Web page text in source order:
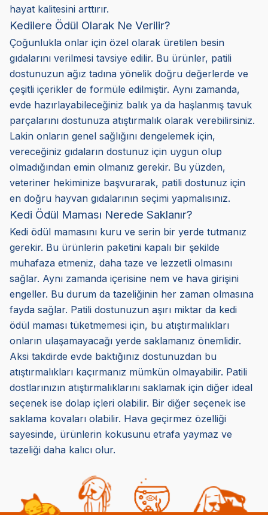
hayat kalitesini arttırır.
Kedilere Ödül Olarak Ne Verilir?
Çoğunlukla onlar için özel olarak üretilen besin
gıdalarını verilmesi tavsiye edilir. Bu ürünler, patili
dostunuzun ağız tadına yönelik doğru değerlerde ve
çeşitli içerikler de formüle edilmiştir. Aynı zamanda,
evde hazırlayabileceğiniz balık ya da haşlanmış tavuk
parçalarını dostunuza atıştırmalık olarak verebilirsiniz.
Lakin onların genel sağlığını dengelemek için,
vereceğiniz gıdaların dostunuz için uygun olup
olmadığından emin olmanız gerekir. Bu yüzden,
veteriner hekiminize başvurarak, patili dostunuz için
en doğru hayvan gıdalarının seçimi yapmalısınız.
Kedi Ödül Maması Nerede Saklanır?
Kedi ödül mamasını kuru ve serin bir yerde tutmanız
gerekir. Bu ürünlerin paketini kapalı bir şekilde
muhafaza etmeniz, daha taze ve lezzetli olmasını
sağlar. Aynı zamanda içerisine nem ve hava girişini
engeller. Bu durum da tazeliğinin her zaman olmasına
fayda sağlar. Patili dostunuzun aşırı miktar da kedi
ödül maması tüketmemesi için, bu atıştırmalıkları
onların ulaşamayacağı yerde saklamanız önemlidir.
Aksi takdirde evde baktığınız dostunuzdan bu
atıştırmalıkları kaçırmanız mümkün olmayabilir. Patili
dostlarınızın atıştırmalıklarını saklamak için diğer ideal
seçenek ise dolap içleri olabilir. Bir diğer seçenek ise
saklama kovaları olabilir. Hava geçirmez özelliği
sayesinde, ürünlerin kokusunu etrafa yaymaz ve
tazeliği daha kalıcı olur.